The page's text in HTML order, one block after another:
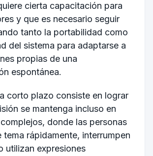
cierta capacitación para
y que es necesario seguir
tanto la portabilidad como
del sistema para adaptarse a
propias de una
espontánea.
corto plazo consiste en lograr
se mantenga incluso en
donde las personas
tema rápidamente, interrumpen
utilizan expresiones